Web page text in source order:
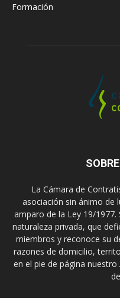
Formación
La Cámara de
asociación sin ánimo de
amparo de la Ley 19/
naturaleza privada, que
miembros y reconoce su
razones de domicilio,
en el pie de página